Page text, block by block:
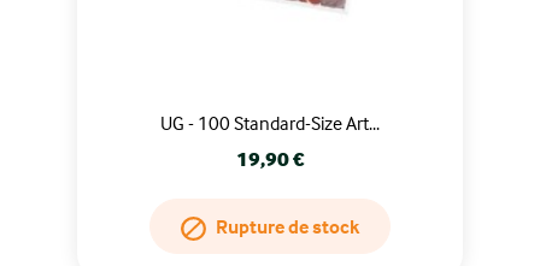
UG - 100 Standard-Size Art...
Prix
19,90 €
Rupture de stock